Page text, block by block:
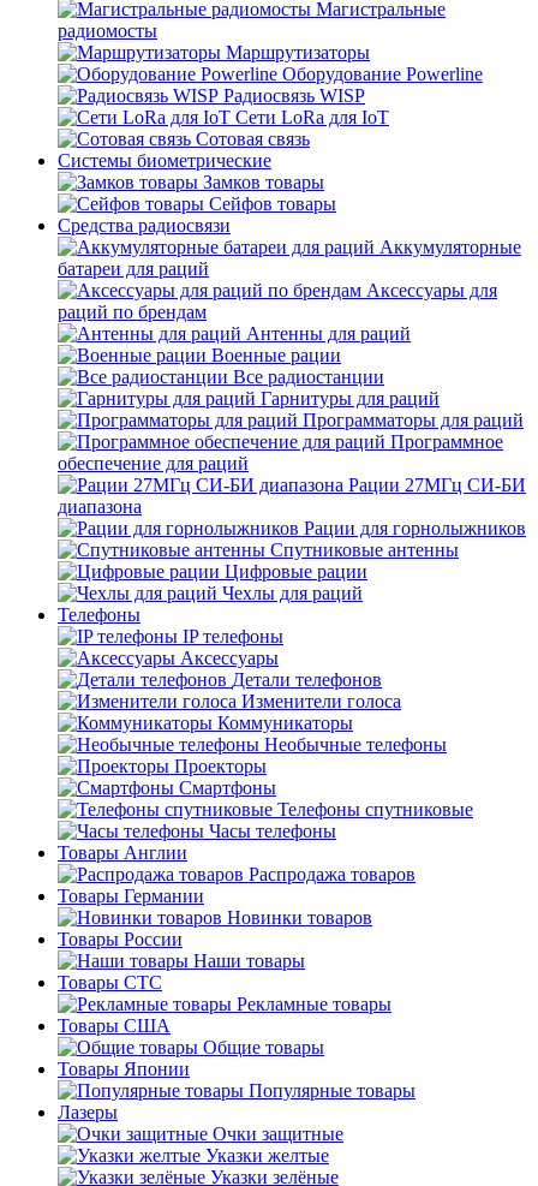
Магистральные
радиомосты
Маршрутизаторы
Оборудование Powerline
Радиосвязь WISP
Сети LoRa для IoT
Сотовая связь
Системы биометрические
Замков товары
Сейфов товары
Средства радиосвязи
Аккумуляторные
батареи для раций
Аксессуары для
раций по брендам
Антенны для раций
Военные рации
Все радиостанции
Гарнитуры для раций
Программаторы для раций
Программное
обеспечение для раций
Рации 27МГц СИ-БИ
диапазона
Рации для горнолыжников
Спутниковые антенны
Цифровые рации
Чехлы для раций
Телефоны
IP телефоны
Аксессуары
Детали телефонов
Изменители голоса
Коммуникаторы
Необычные телефоны
Проекторы
Смартфоны
Телефоны спутниковые
Часы телефоны
Товары Англии
Распродажа товаров
Товары Германии
Новинки товаров
Товары России
Наши товары
Товары СТС
Рекламные товары
Товары США
Общие товары
Товары Японии
Популярные товары
Лазеры
Очки защитные
Указки желтые
Указки зелёные